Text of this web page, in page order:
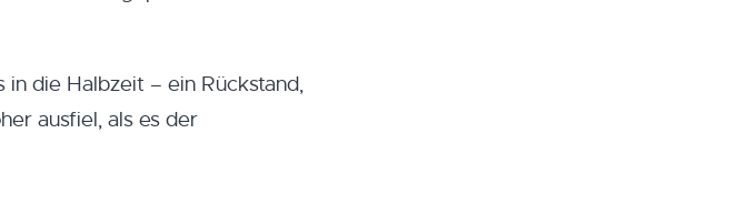
in die Halbzeit – ein Rückstand,
ausfiel, als es der